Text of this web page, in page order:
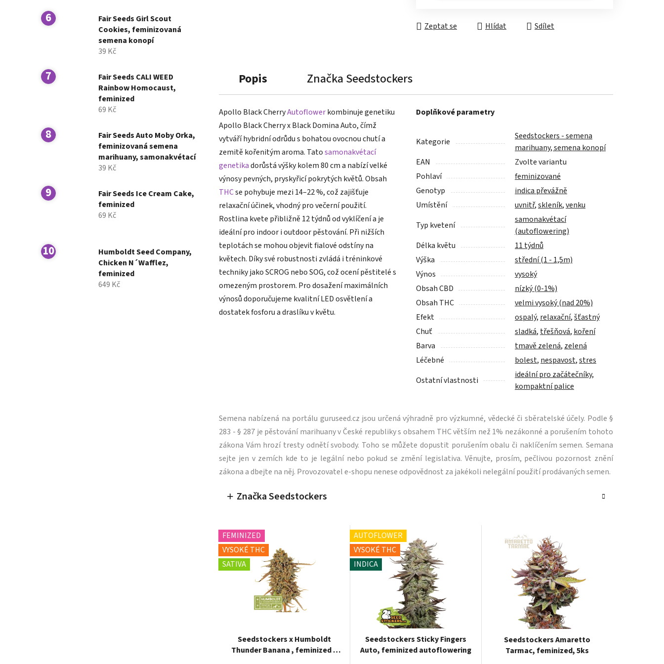
Fair Seeds Girl Scout
Cookies, feminizovaná
semena konopí
39 Kč
Fair Seeds CALI WEED
Rainbow Homocaust,
feminized
69 Kč
Fair Seeds Auto Moby Orka,
feminizovaná semena
marihuany, samonakvétací
39 Kč
Fair Seeds Ice Cream Cake,
feminized
69 Kč
Humboldt Seed Company,
Chicken N´Wafflez,
feminized
649 Kč
Zeptat se Hlídat Sdílet
Popis Značka Seedstockers
Apollo Black CherryAutoflowerkombinuje genetiku
Apollo Black Cherry x Black Domina Auto, čímž
vytváří hybridní odrůdu s bohatou ovocnou chutí a
zemitě kořenitým aroma. Tatosamonakvétací
genetikadorůstá výšky kolem 80 cm a nabízí velké
výnosy pevných, pryskyřicí pokrytých květů. Obsah
THCse pohybuje mezi 14–22 %, což zajišťuje
relaxační účinek, vhodný pro večerní použití.
Rostlina kvete přibližně 12 týdnů od vyklíčení a je
ideální pro indoor i outdoor pěstování. Při nižších
teplotách se mohou objevit fialové odstíny na
květech. Díky své robustnosti zvládá i tréninkové
techniky jako SCROG nebo SOG, což ocení pěstitelé s
omezeným prostorem. Pro dosažení maximálních
výnosů doporučujeme kvalitní LED osvětlení a
dostatek fosforu a draslíku v květu.
Doplňkové parametry
Kategorie
Seedstockers - semena
marihuany, semena konopí
EAN
Zvolte variantu
Pohlaví
feminizované
Genotyp
indica převážně
Umístění
uvnitř,skleník,venku
Typ kvetení
samonakvétací
(autoflowering)
Délka květu
11 týdnů
Výška
střední (1 - 1,5m)
Výnos
vysoký
Obsah CBD
nízký (0-1%)
Obsah THC
velmi vysoký (nad 20%)
Efekt
ospalý, relaxační,šťastný
Chuť
sladká, třešňová, koření
Barva
tmavě zelená, zelená
Léčebné
bolest, nespavost,stres
Ostatní vlastnosti
ideální pro začátečníky,
kompaktní palice
Semena nabízená na portálu guruseed.cz jsou určená výhradně pro výzkumné, vědecké či sběratelské účely. Podle §
283 - § 287 je pěstování marihuany v České republiky s obsahem THC větším než 1% nezákonné a porušením tohoto
zákona Vám hrozí tresty odnětí svobody. Toho se můžete dopustit porušením obalu či naklíčením semen. Semana
sejte jen v zemích kde to je legální nebo pokud se změní legislativa. Věnujte, prosím, pečlivou pozornost znění
zákona a dbejte na něj. Provozovatel e-shopu nenese odpovědnost za jakékoli nelegální použití prodávaných semen.
Značka Seedstockers
FEMINIZED
VYSOKÉ THC
SATIVA
Seedstockers x Humboldt
Thunder Banana , feminized 3
AUTOFLOWER
VYSOKÉ THC
INDICA
Seedstockers Sticky Fingers
Auto, feminized autoflowering
Seedstockers Amaretto
Tarmac, feminized, 5ks